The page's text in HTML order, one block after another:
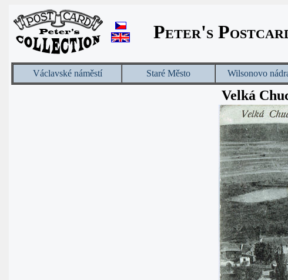
Peter's
Václavské náměstí Staré Město Wilsonovo
Velká